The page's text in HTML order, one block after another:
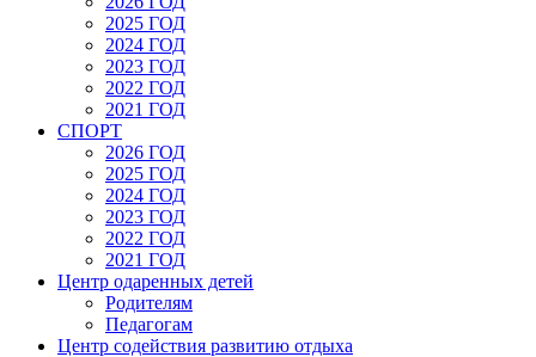
2025 ГОД
2024 ГОД
2023 ГОД
2022 ГОД
2021 ГОД
СПОРТ
2026 ГОД
2025 ГОД
2024 ГОД
2023 ГОД
2022 ГОД
2021 ГОД
Центр одаренных детей
Родителям
Педагогам
Центр содействия развитию отдыха